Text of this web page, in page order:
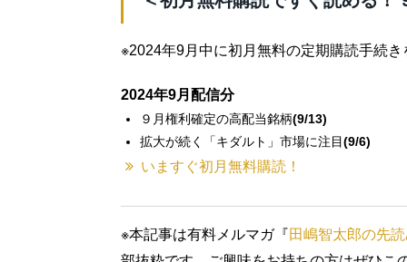
※2024年9月中に初月無料の定期購読手続
2024年9月配信分
９月権利確定の高配当銘柄(9/13)
拡大が続く「キダルト」市場に注目(9/6)
いますぐ初月無料購読！
※本記事は有料メルマガ『田嶋智太郎の先